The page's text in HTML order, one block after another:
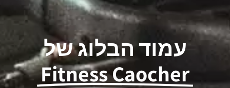
עמוד הבלוג של
Fitness Caocher